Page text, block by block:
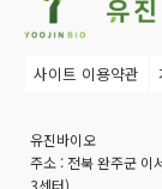
사이트 이용약관
유진바이오
주소 : 전북 완주군 이
3센터)